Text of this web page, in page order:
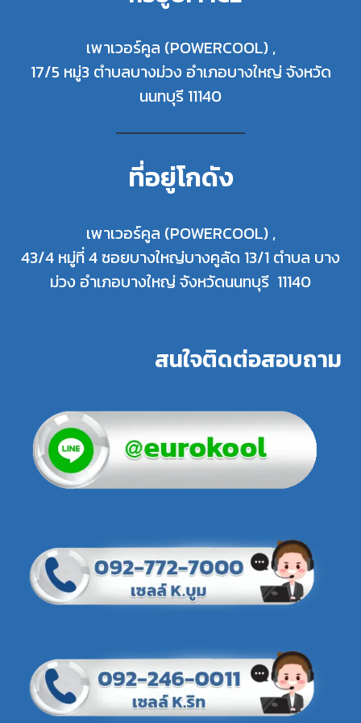
เพาเวอร์คูล (POWERCOOL) ,
17/5 หมู่3 ตำบลบางม่วง อำเภอบางใหญ่ จังหวัด
นนทบุรี 11140
ที่อยู่โกดัง
เพาเวอร์คูล (POWERCOOL) ,
43/4 หมู่ที่ 4 ซอยบางใหญ่บางคูลัด 13/1 ตำบล บาง
ม่วง อำเภอบางใหญ่ จังหวัดนนทบุรี 11140
สนใจติดต่อสอบถาม